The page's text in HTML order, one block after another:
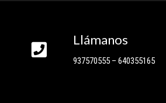
Llámanos
937570555 – 640355165